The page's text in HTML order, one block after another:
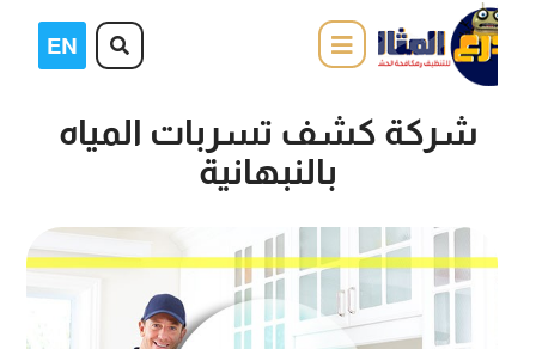
شركة كشف تسربات المياه
بالنبهانية